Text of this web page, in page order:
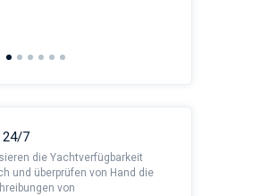
24/7
die Yachtverfügbarkeit
und überprüfen von Hand die
von